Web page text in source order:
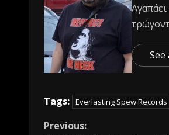
Tags: Everlasting Spew Records
Previous: